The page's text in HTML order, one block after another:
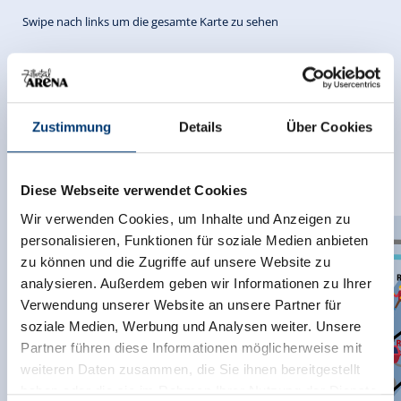
Zustimmung Details Über Cookies
Diese Webseite verwendet Cookies
Wir verwenden Cookies, um Inhalte und Anzeigen zu
personalisieren, Funktionen für soziale Medien anbieten
zu können und die Zugriffe auf unsere Website zu
analysieren. Außerdem geben wir Informationen zu Ihrer
Verwendung unserer Website an unsere Partner für
soziale Medien, Werbung und Analysen weiter. Unsere
Partner führen diese Informationen möglicherweise mit
weiteren Daten zusammen, die Sie ihnen bereitgestellt
haben oder die sie im Rahmen Ihrer Nutzung der Dienste
Swipe nach links um die gesamte Karte zu sehen